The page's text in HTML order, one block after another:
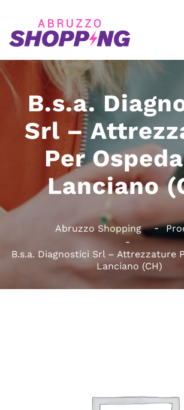
B.s.a.
Srl –
Per
Lanciano
Abruzzo Shopping
B.s.a. Diagnostici Srl – Attrezzature
Lanciano (CH)